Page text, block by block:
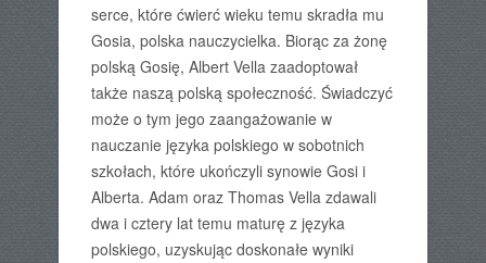
serce, które ćwierć wieku temu skradła mu
Gosia, polska nauczycielka. Biorąc za żonę
polską Gosię, Albert Vella zaadoptował
także naszą polską społeczność. Świadczyć
może o tym jego zaangażowanie w
nauczanie języka polskiego w sobotnich
szkołach, które ukończyli synowie Gosi i
Alberta. Adam oraz Thomas Vella zdawali
dwa i cztery lat temu maturę z języka
polskiego, uzyskując doskonałe wyniki